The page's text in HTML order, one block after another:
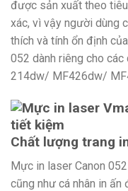
được sản xuất theo
xác, vì vậy người dùng
thích và tính ổn định
052 dành riêng cho
214dw/ MF426dw/
Chất lượng trang
Mực in laser Canon
cũng như cá nhân in